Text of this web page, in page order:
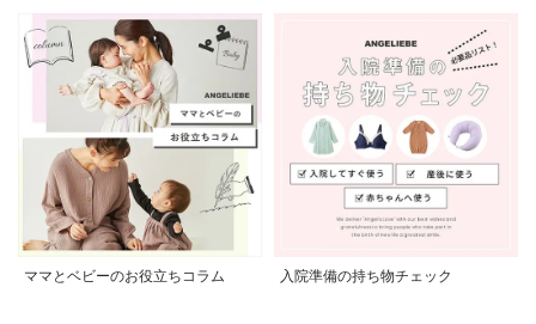
ママとベビーのお役立ちコラム 入院準備の持ち物チェック